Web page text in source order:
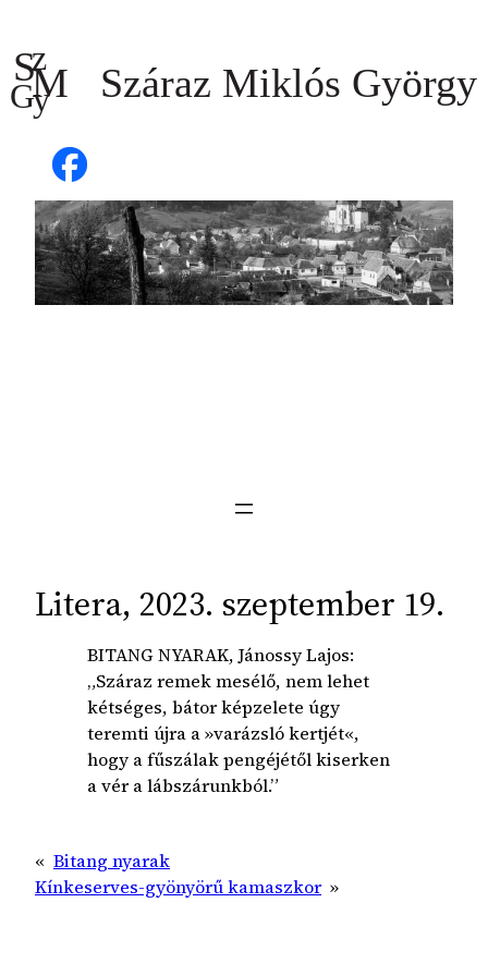
tartalomhoz
Litera, 2023. szeptember 19.
BITANG NYARAK, Jánossy Lajos:
„Száraz remek mesélő, nem lehet
kétséges, bátor képzelete úgy
teremti újra a »varázsló kertjét«,
hogy a fűszálak pengéjétől kiserken
a vér a lábszárunkból.”
« Bitang nyarak
Kínkeserves-gyönyörű kamaszkor »